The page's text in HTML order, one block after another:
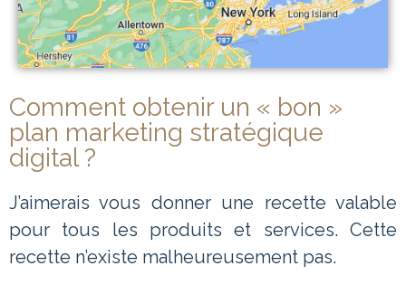
Comment obtenir un « bon »
plan marketing stratégique
digital ?
J’aimerais vous donner une recette valable
pour tous les produits et services. Cette
recette n’existe malheureusement pas.